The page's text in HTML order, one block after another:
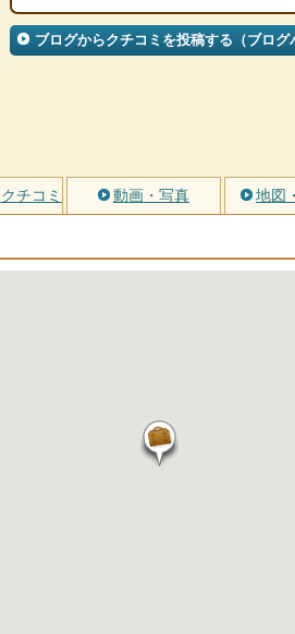
ブログからクチコミを投稿する（ブログ
チコミ 動画・写真 地図